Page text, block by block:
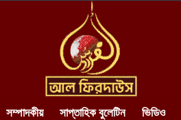
সম্পাদকীয় সাপ্তাহিক বুলেটিন ভিডিও